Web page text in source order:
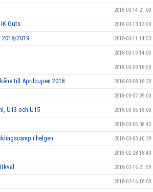
2018-03-14 21:00
Guts 2018-03-13 13:00
2019 2018-03-11 14:53
2018-03-10 14:00
2018-03-09 18:50
till Aprilcupen 2018 2018-03-08 18:30
2018-03-07 09:00
U13 och U15 2018-03-06 18:00
2018-03-05 08:43
i helgen 2018-03-03 10:39
2018-02-28 18:43
2018-02-16 21:59
2018-02-16 18:00